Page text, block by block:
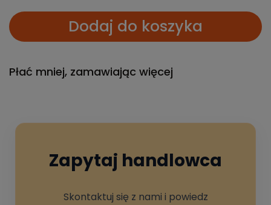
Dodaj do koszyka
Płać mniej, zamawiając więcej
Zapytaj handlowca
Skontaktuj się z nami i powiedz